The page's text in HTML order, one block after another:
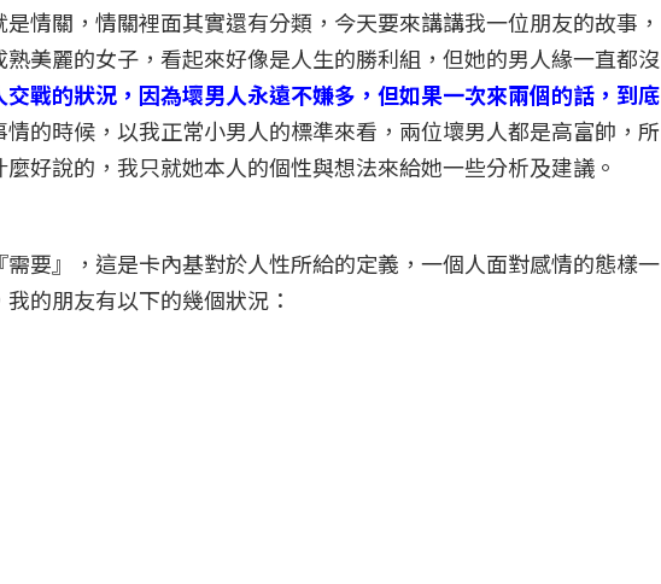
情關，情關裡面其實還有分類，今天要來講講我一位朋友的故事，
美麗的女子，看起來好像是人生的勝利組，但她的男人緣一直都沒
戰的狀況，因為壞男人永遠不嫌多，但如果一次來兩個的話，到底
的時候，以我正常小男人的標準來看，兩位壞男人都是高富帥，所
好說的，我只就她本人的個性與想法來給她一些分析及建議。
要』，這是卡內基對於人性所給的定義，一個人面對感情的態樣一
的朋友有以下的幾個狀況：